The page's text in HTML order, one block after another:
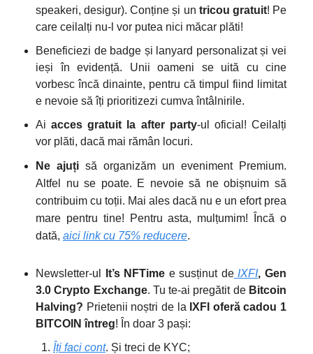
speakeri, desigur). Conține și un tricou gratuit! Pe
care ceilalți nu-l vor putea nici măcar plăti!
Beneficiezi de badge și lanyard personalizat și vei
ieși în evidență. Unii oameni se uită cu cine
vorbesc încă dinainte, pentru că timpul fiind limitat
e nevoie să îți prioritizezi cumva întâlnirile.
Aiacces gratuit la after party-ul oficial! Ceilalți
vor plăti, dacă mai rămân locuri.
Ne ajuți să organizăm un eveniment Premium.
Altfel nu se poate. E nevoie să ne obișnuim să
contribuim cu toții. Mai ales dacă nu e un efort prea
mare pentru tine! Pentru asta, mulțumim! Încă o
dată, aici link cu 75% reducere.
Newsletter-ul It’s NFTime e susținut deIXFI, Gen
3.0 Crypto Exchange. Tu te-ai pregătit deBitcoin
Halving? Prietenii noștri de la IXFI oferă cadou 1
BITCOIN întreg! În doar 3 pași:
Îți faci cont. Și treci de KYC;